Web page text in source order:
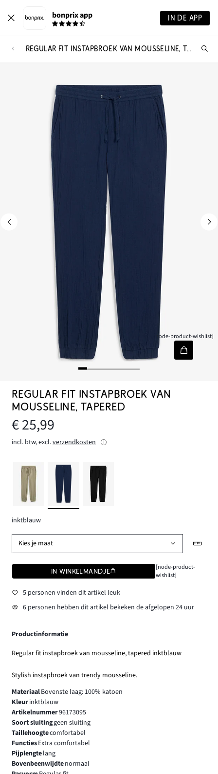
bonprix app IN DE APP
REGULAR FIT INSTAPBROEK VAN MOUSSELINE, TAPERED
[node-product-wishlist]
REGULAR FIT INSTAPBROEK VAN
MOUSSELINE, TAPERED
€ 25,99
incl. btw, excl.verzendkosten
inktblauw
Kies je maat
IN WINKELMANDJE
[node-product-
wishlist]
5 personen vinden dit artikel leuk
6 personen hebben dit artikel bekeken de afgelopen 24 uur
Productinformatie
Regular fit instapbroek van mousseline, tapered inktblauw
Stylish instapbroek van trendy mousseline.
MateriaalBovenste laag: 100% katoen
Kleurinktblauw
Artikelnummer96173095
Soort sluitinggeen sluiting
Taillehoogtecomfortabel
FunctiesExtra comfortabel
Pijplengtelang
Bovenbeenwijdtenormaal